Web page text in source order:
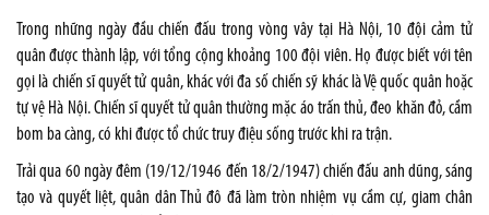
Trong những ngày đầu chiến đấu trong vòng vây tại Hà Nội, 10 đội cảm tử
quân được thành lập, với tổng cộng khoảng 100 đội viên. Họ được biết với tên
gọi là chiến sĩ quyết tử quân, khác với đa số chiến sỹ khác là Vệ quốc quân hoặc
tự vệ Hà Nội. Chiến sĩ quyết tử quân thường mặc áo trấn thủ, đeo khăn đỏ, cầm
bom ba càng, có khi được tổ chức truy điệu sống trước khi ra trận.
Trải qua 60 ngày đêm (19/12/1946 đến 18/2/1947) chiến đấu anh dũng, sáng
tạo và quyết liệt, quân dân Thủ đô đã làm tròn nhiệm vụ cầm cự, giam chân